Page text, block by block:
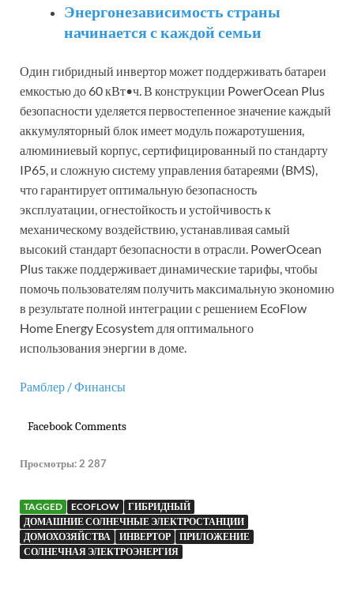
Энергонезависимость страны
начинается с каждой семьи
Один гибридный инвертор может поддерживать батареи
емкостью до 60 кВт•ч. В конструкции PowerOcean Plus
безопасности уделяется первостепенное значение каждый
аккумуляторный блок имеет модуль пожаротушения,
алюминиевый корпус, сертифицированный по стандарту
IP65, и сложную систему управления батареями (BMS),
что гарантирует оптимальную безопасность
эксплуатации, огнестойкость и устойчивость к
механическому воздействию, устанавливая самый
высокий стандарт безопасности в отрасли. PowerOcean
Plus также поддерживает динамические тарифы, чтобы
помочь пользователям получить максимальную экономию
в результате полной интеграции с решением EcoFlow
Home Energy Ecosystem для оптимального
использования энергии в доме.
Рамблер / Финансы
Facebook Comments
Просмотры: 2 287
TAGGED ECOFLOW
ГИБРИДНЫЙ
ДОМАШНИЕ СОЛНЕЧНЫЕ ЭЛЕКТРОСТАНЦИИ
ДОМОХОЗЯЙСТВА
ИНВЕРТОР
ПРИЛОЖЕНИЕ
СОЛНЕЧНАЯ ЭЛЕКТРОЭНЕРГИЯ